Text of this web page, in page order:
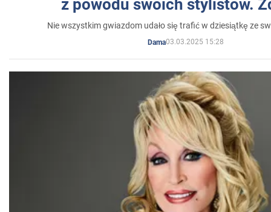
z powodu swoich stylistów.
Nie wszystkim gwiazdom udało się trafić w dziesiątkę ze
Dama03.03.2025 15:28